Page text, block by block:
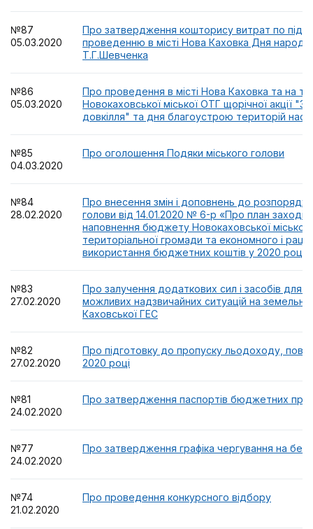
№87
05.03.2020
Про затвердження кошторису витрат по
проведенню в місті Нова Каховка Дня
Т.Г.Шевченка
№86
05.03.2020
Про проведення в місті Нова Каховка та на
Новокаховської міської ОТГ щорічної акції
довкілля" та дня благоустрою територій
№85
04.03.2020
Про оголошення Подяки міського голови
№84
28.02.2020
Про внесення змін і доповнень до
голови від 14.01.2020 № 6-р «Про план
наповнення бюджету Новокаховської міської
територіальної громади та економного і
використання бюджетних коштів у 2020 році»
№83
27.02.2020
Про залучення додаткових сил і засобів для
можливих надзвичайних ситуацій на земельній
Каховської ГЕС
№82
27.02.2020
Про підготовку до пропуску льодоходу,
2020 році
№81
24.02.2020
Про затвердження паспортів бюджетних
№77
24.02.2020
Про затвердження графіка чергування на
№74
21.02.2020
Про проведення конкурсного відбору